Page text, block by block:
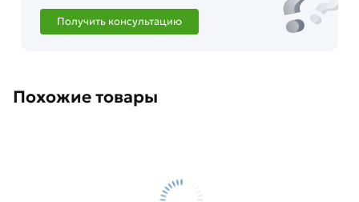
Получить консультацию
Похожие товары